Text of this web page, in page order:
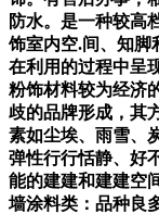
防水。是一种较高
饰室内空.间、知脚
在利用的过程中呈
粉饰材料较为经济
歧的品牌形成，其
素如尘埃、雨雪、
弹性行行恬静、好
能的建建和建建空
墙涂料类：品种良